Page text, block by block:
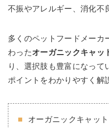
不振やアレルギー、消化不
多くのペットフードメーカ
わったオーガニックキャッ
り、選択肢も豊富になって
ポイントをわかりやすく解
オーガニックキャッ